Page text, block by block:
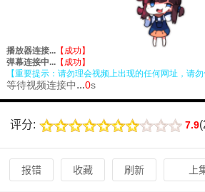
评分: 7.9(
报错 收藏 刷新 上